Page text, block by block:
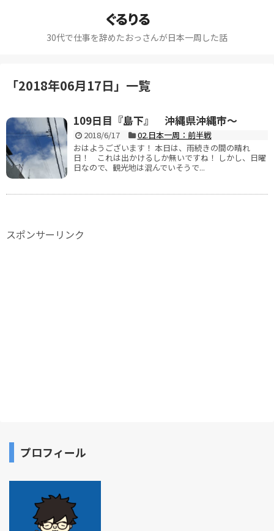
ぐるりる
30代で仕事を辞めたおっさんが日本一周した話
「2018年06月17日」 一覧
109日目『島下』 沖縄県沖縄市～
2018/6/17
02.日本一周：前半戦
おはようございます！ 本日は、雨続きの間の晴れ
日！ これは出かけるしか無いですね！ しかし、日曜
日なので、観光地は混んでいそうで...
スポンサーリンク
プロフィール